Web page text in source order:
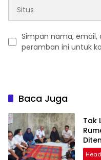
Simpan nama, email,
peramban ini untuk
Baca Juga
Tak